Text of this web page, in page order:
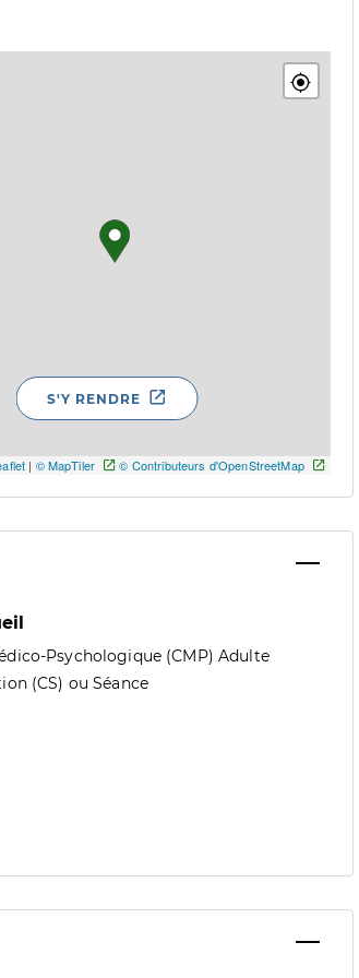
| © MapTiler © Contributeurs d'OpenStreetMap
S'Y RENDRE
Psychologique (CMP) Adulte
(CS) ou Séance